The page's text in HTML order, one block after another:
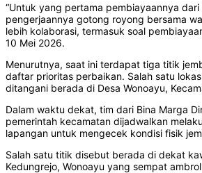
“Untuk yang pertama pembiayaannya dari
pengerjaannya gotong royong bersama
lebih kolaborasi, termasuk soal
10 Mei 2026.
Menurutnya, saat ini terdapat tiga titik
daftar prioritas perbaikan. Salah satu
ditangani berada di Desa Wonoayu,
Dalam waktu dekat, tim dari Bina Marga
pemerintah kecamatan dijadwalkan
lapangan untuk mengecek kondisi fisik
Salah satu titik disebut berada di dekat
Kedungrejo, Wonoayu yang sempat